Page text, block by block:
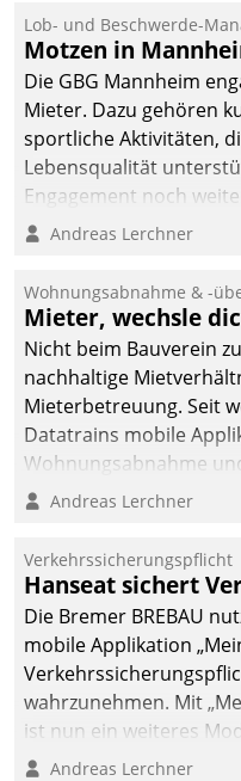
Ressort Kapitalanlage für
künftige Aufgaben und
Herausforderungen
gerüstet.
Lob- und Beschwerde-
Motzen in
Die GBG Mannheim
Mieter. Dazu gehören
sportliche Aktivitäten,
Lebensqualität
Engagement noch
von Beschwerden –
und Beschwerde-
ein.
Andreas Lerchner
Wohnungsabnahme & -
Mieter, wechsle
Nicht beim Bauverein
nachhaltige
Mieterbetreuung. Seit
Datatrains mobile
Wohnungsabnahme
Mieter wohlgeordnet
Andreas Lerchner
Verkehrssicherungspflicht
Hanseat sichert
Die Bremer BREBAU
mobile Applikation
wahrzunehmen. Mit
ist nun ein weiteres
Einsatz.
Andreas Lerchner